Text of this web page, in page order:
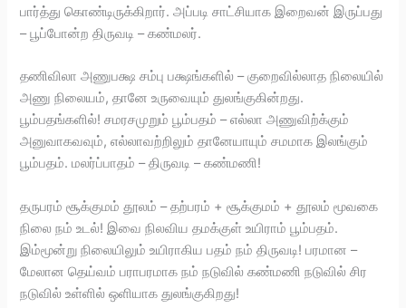
பார்த்து கொண்டிருக்கிறார். அப்படி சாட்சியாக இறைவன் இருப்பது
– பூப்போன்ற திருவடி – கண்மலர்.
தணிவிலா அணுபக்ஷ சம்பு பக்ஷங்களில் – குறைவில்லாத நிலையில்
அணு நிலையம், தானே உருவையும் துலங்குகின்றது.
பூம்பதங்களில்! சமரசமுறும் பூம்பதம் – எல்லா அணுவிற்க்கும்
அனுவாகவவும், எல்லாவற்றிலும் தானேயாயும் சமமாக இலங்கும்
பூம்பதம். மலர்ப்பாதம் – திருவடி – கண்மணி!
தருபரம் சூக்குமம் தூலம் – தற்பரம் + சூக்குமம் + தூலம் மூவகை
நிலை நம் உடல்! இவை நிலவிய தமக்குள் உயிராம் பூம்பதம்.
இம்மூன்று நிலையிலும் உயிராகிய பதம் நம் திருவடி! பரமான –
மேலான தெய்வம் பராபரமாக நம் நடுவில் கண்மணி நடுவில் சிர
நடுவில் உள்ளில் ஒளியாக துலங்குகிறது!